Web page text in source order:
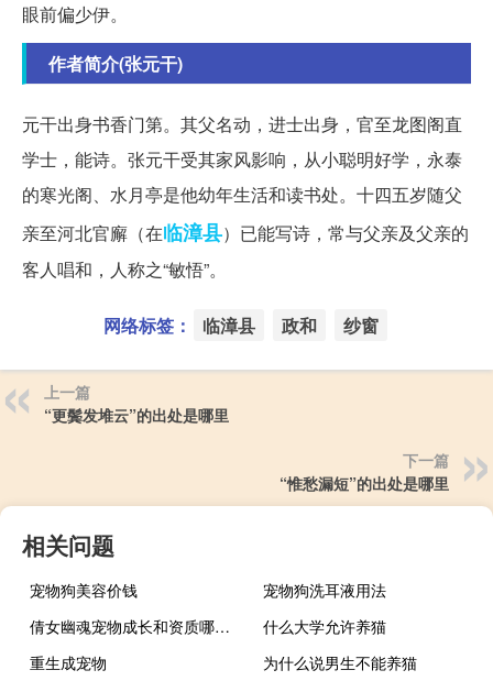
眼前偏少伊。
作者简介(张元干)
元干出身书香门第。其父名动，进士出身，官至龙图阁直
学士，能诗。张元干受其家风影响，从小聪明好学，永泰
的寒光阁、水月亭是他幼年生活和读书处。十四五岁随父
亲至河北官廨（在临漳县）已能写诗，常与父亲及父亲的
客人唱和，人称之“敏悟”。
网络标签： 临漳县 政和 纱窗
上一篇
“更鬓发堆云”的出处是哪里
下一篇
“惟愁漏短”的出处是哪里
相关问题
宠物狗美容价钱
宠物狗洗耳液用法
倩女幽魂宠物成长和资质哪个重要
什么大学允许养猫
重生成宠物
为什么说男生不能养猫